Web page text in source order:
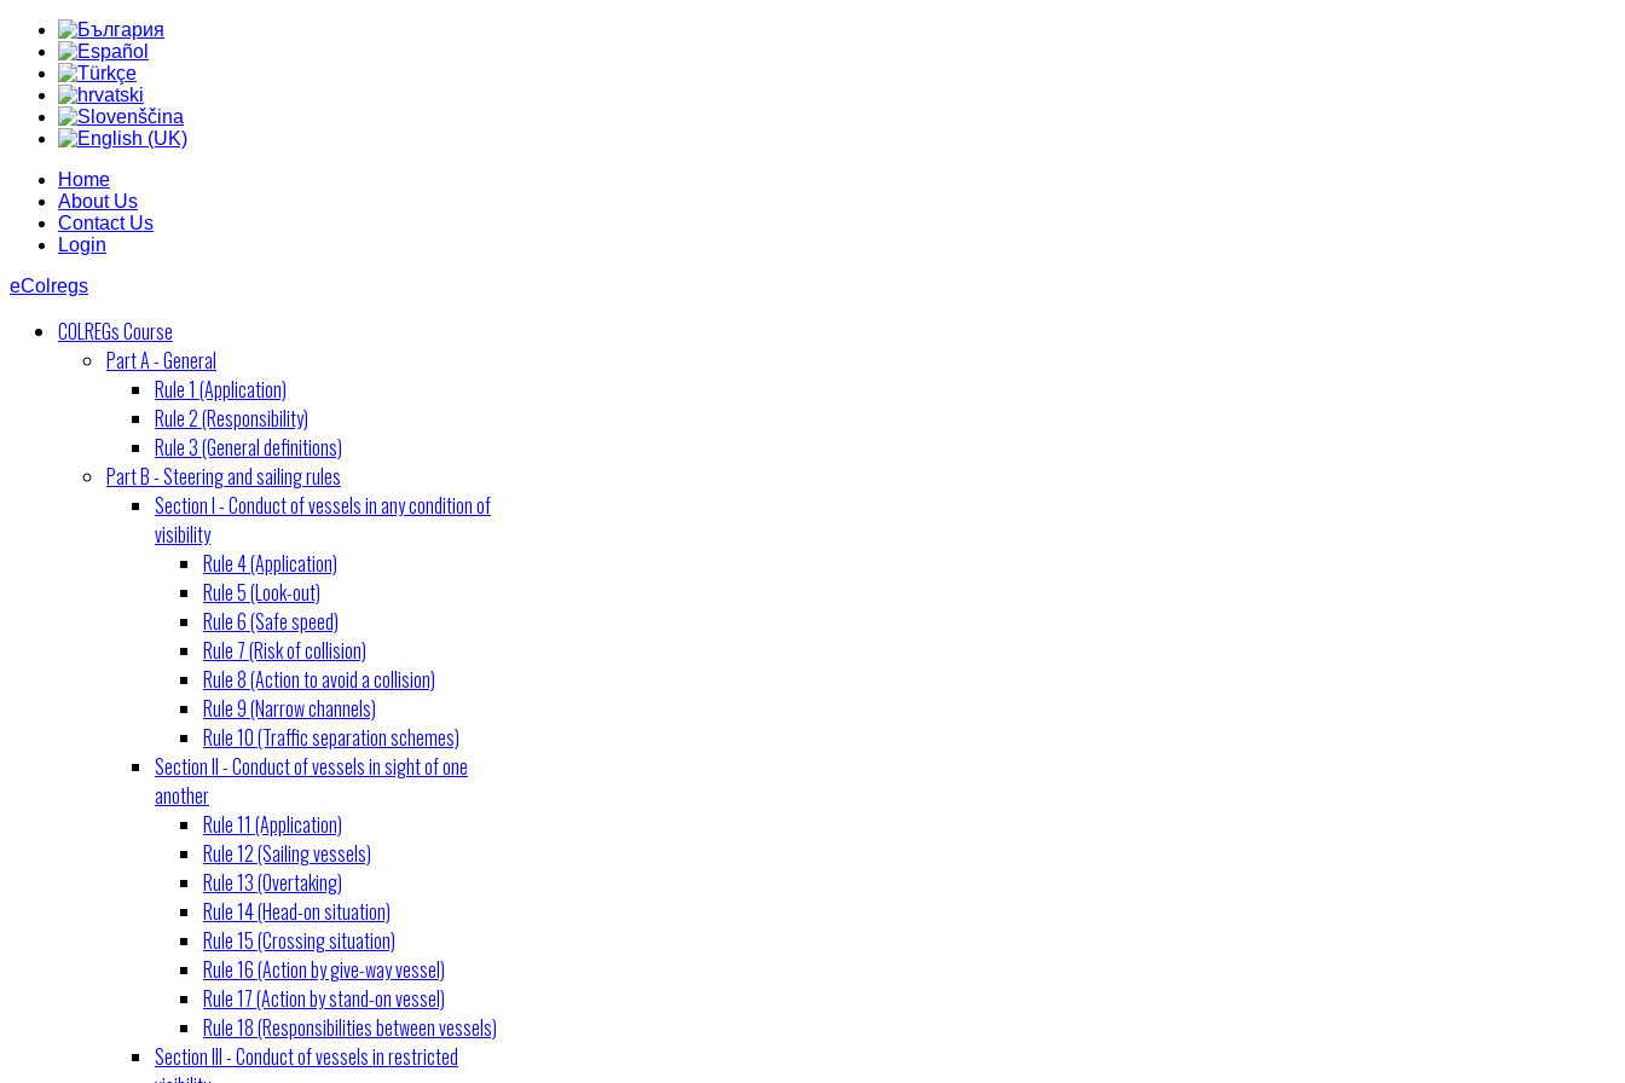
Home
About Us
Contact Us
Login
eColregs
COLREGs Course
Part A - General
Rule 1 (Application)
Rule 2 (Responsibility)
Rule 3 (General definitions)
Part B - Steering and sailing rules
Section I - Conduct of vessels in any condition of
visibility
Rule 4 (Application)
Rule 5 (Look-out)
Rule 6 (Safe speed)
Rule 7 (Risk of collision)
Rule 8 (Action to avoid a collision)
Rule 9 (Narrow channels)
Rule 10 (Traffic separation schemes)
Section II - Conduct of vessels in sight of one
another
Rule 11 (Application)
Rule 12 (Sailing vessels)
Rule 13 (Overtaking)
Rule 14 (Head-on situation)
Rule 15 (Crossing situation)
Rule 16 (Action by give-way vessel)
Rule 17 (Action by stand-on vessel)
Rule 18 (Responsibilities between vessels)
Section III - Conduct of vessels in restricted